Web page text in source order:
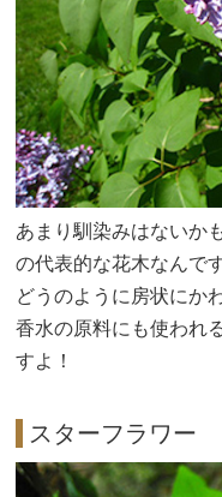
あまり馴染みはないか
の代表的な花木なんで
どうのように房状にか
香水の原料にも使われ
すよ！
スターフラワー